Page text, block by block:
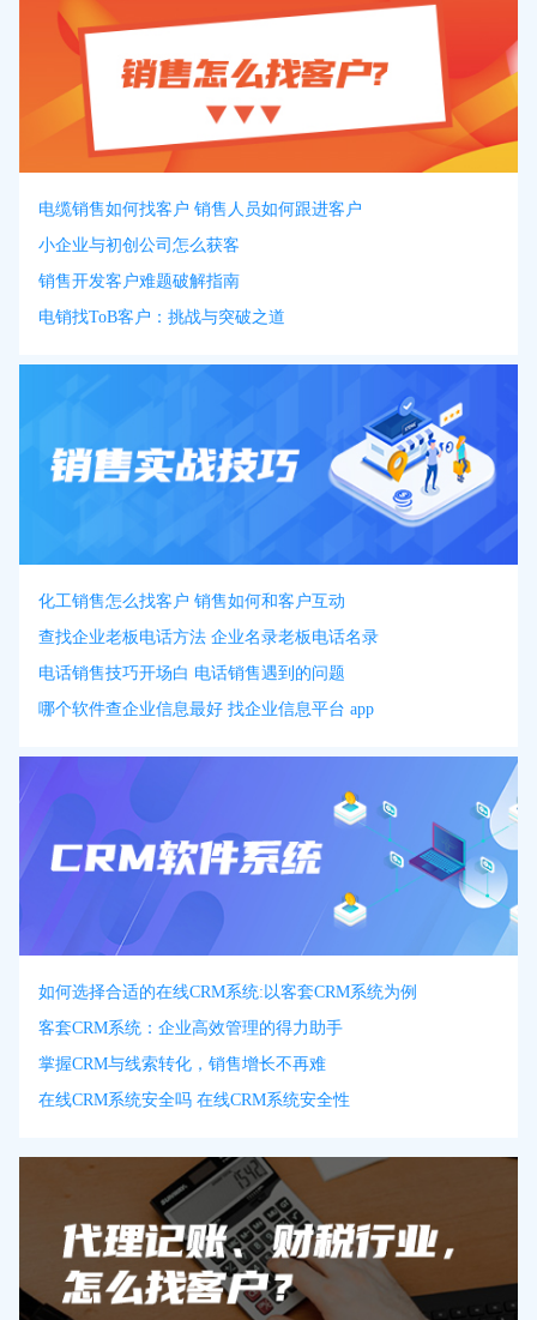
电缆销售如何找客户 销售人员如何跟进客户
小企业与初创公司怎么获客
销售开发客户难题破解指南
电销找ToB客户：挑战与突破之道
化工销售怎么找客户 销售如何和客户互动
查找企业老板电话方法 企业名录老板电话名录
电话销售技巧开场白 电话销售遇到的问题
哪个软件查企业信息最好 找企业信息平台 app
如何选择合适的在线CRM系统:以客套CRM系统为例
客套CRM系统：企业高效管理的得力助手
掌握CRM与线索转化，销售增长不再难
在线CRM系统安全吗 在线CRM系统安全性